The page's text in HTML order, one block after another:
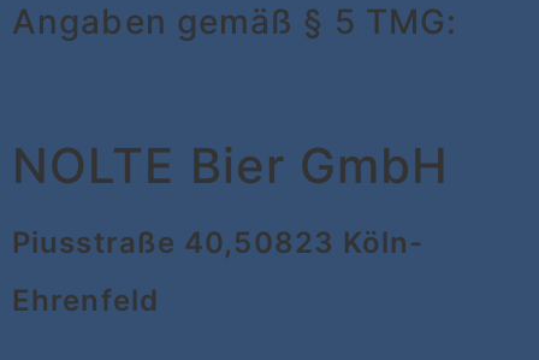
Angaben gemäß § 5 TMG:
NOLTE Bier GmbH
Piusstraße 40,50823 Köln-
Ehrenfeld